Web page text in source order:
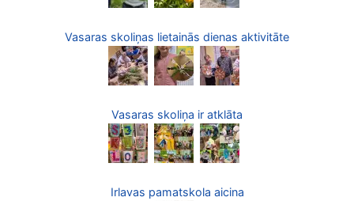
Vasaras skoliņas lietainās dienas aktivitāte
Vasaras skoliņa ir atklāta
Irlavas pamatskola aicina